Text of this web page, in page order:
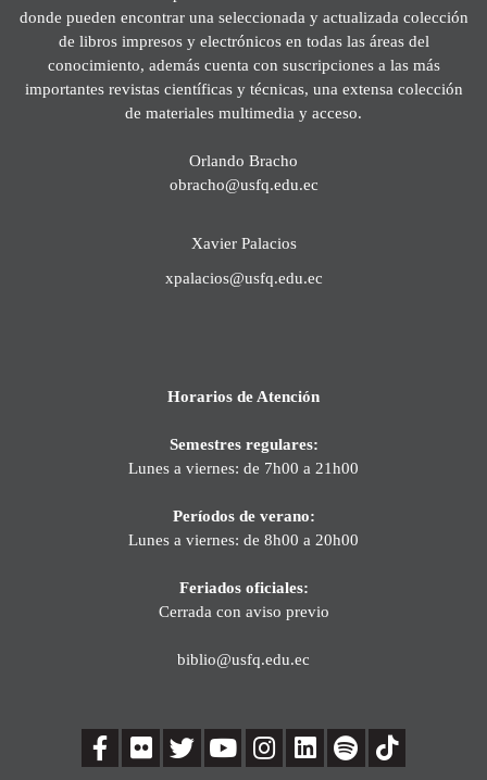
donde pueden encontrar una seleccionada y actualizada colección
de libros impresos y electrónicos en todas las áreas del
conocimiento, además cuenta con suscripciones a las más
importantes revistas científicas y técnicas, una extensa colección
de materiales multimedia y acceso.
Orlando Bracho
obracho@usfq.edu.ec
Xavier Palacios
xpalacios@usfq.edu.ec
Horarios de Atención
Semestres regulares:
Lunes a viernes: de 7h00 a 21h00
Períodos de verano:
Lunes a viernes: de 8h00 a 20h00
Feriados oficiales:
Cerrada con aviso previo
biblio@usfq.edu.ec